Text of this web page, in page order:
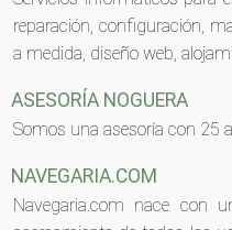
reparación, configuración,
a medida, diseño web,
ASESORÍA NOGUERA
Somos una asesoría con 25
NAVEGARIA.COM
Navegaria.com nace con